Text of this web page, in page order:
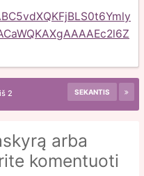
SEKANTIS
2
arba
komentuoti